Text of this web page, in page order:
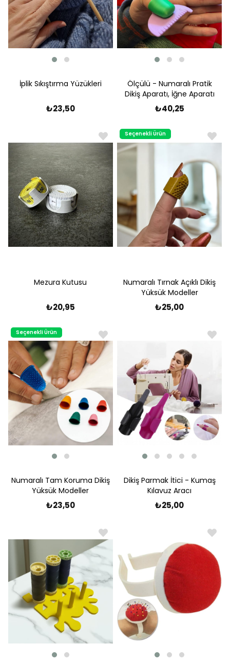
İplik Sıkıştırma Yüzükleri
₺23,50
Ölçülü - Numaralı Pratik
Dikiş Aparatı, İğne Aparatı
₺40,25
Mezura Kutusu
₺20,95
Numaralı Tırnak Açıklı Dikiş
Yüksük Modeller
₺25,00
Seçenekli Ürün
Numaralı Tam Koruma Dikiş
Yüksük Modeller
₺23,50
Seçenekli Ürün
Dikiş Parmak İtici - Kumaş
Kılavuz Aracı
₺25,00